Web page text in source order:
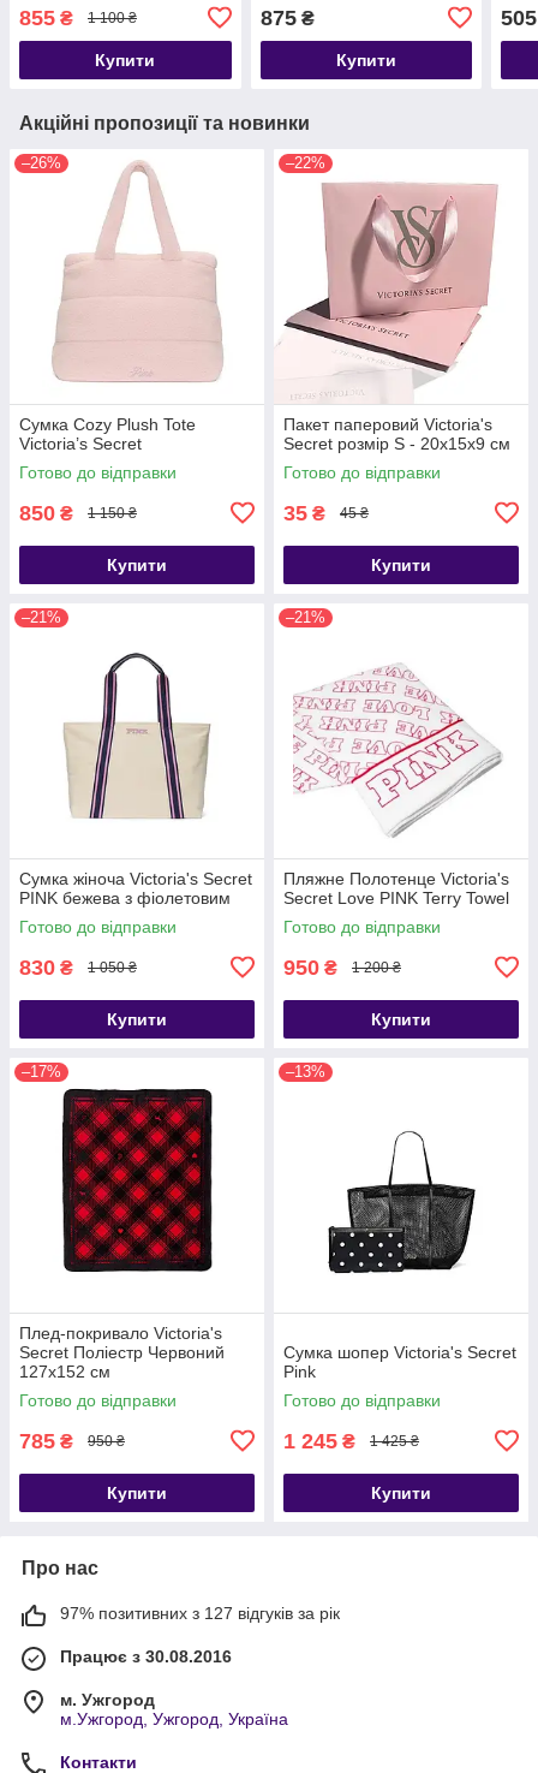
855 ₴ 1 100 ₴
Купити
875₴
Купити
505
Акційні пропозиції та новинки
–26%
Сумка Cozy Plush Tote
Victoria’s Secret
Готово до відправки
850 ₴ 1 150 ₴
Купити
–22%
Пакет паперовий Victoria's
Secret розмір S - 20х15х9 см
Готово до відправки
35 ₴ 45 ₴
Купити
–21%
Сумка жіноча Victoria's Secret
PINK бежева з фіолетовим
Готово до відправки
830 ₴ 1 050 ₴
Купити
–21%
Пляжне Полотенце Victoria's
Secret Love PINK Terry Towel
Готово до відправки
950 ₴ 1 200 ₴
Купити
–17%
Плед-покривало Victoria's
Secret Поліестр Червоний
127х152 см
Готово до відправки
785 ₴ 950 ₴
Купити
–13%
Сумка шопер Victoria's Secret
Pink
Готово до відправки
1 245 ₴ 1 425 ₴
Купити
Про нас
97% позитивних з 127 відгуків за рік
Працює з 30.08.2016
м. Ужгород
м.Ужгород, Ужгород, Україна
Контакти